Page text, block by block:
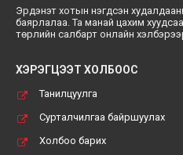
Эрдэнэт хотын нэгдсэн
баярлалаа. Та манай цахим
төрлийн салбарт онлайн
ХЭРЭГЦЭЭТ ХОЛБООС
Танилцуулга
Сурталчилгаа байршуулах
Холбоо барих